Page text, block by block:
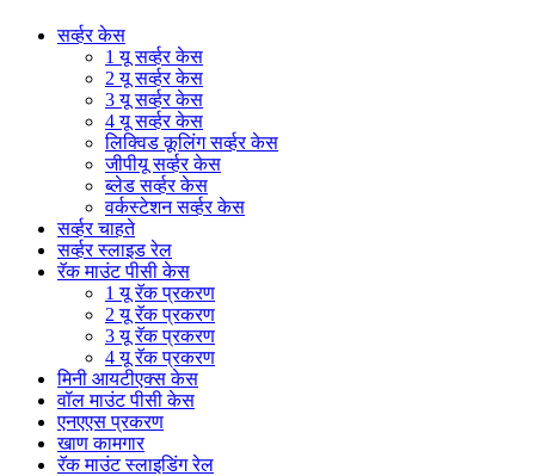
सर्व्हर केस
1 यू सर्व्हर केस
2 यू सर्व्हर केस
3 यू सर्व्हर केस
4 यू सर्व्हर केस
लिक्विड कूलिंग सर्व्हर केस
जीपीयू सर्व्हर केस
ब्लेड सर्व्हर केस
वर्कस्टेशन सर्व्हर केस
सर्व्हर चाहते
सर्व्हर स्लाइड रेल
रॅक माउंट पीसी केस
1 यू रॅक प्रकरण
2 यू रॅक प्रकरण
3 यू रॅक प्रकरण
4 यू रॅक प्रकरण
मिनी आयटीएक्स केस
वॉल माउंट पीसी केस
एनएएस प्रकरण
खाण कामगार
रॅक माउंट स्लाइडिंग रेल